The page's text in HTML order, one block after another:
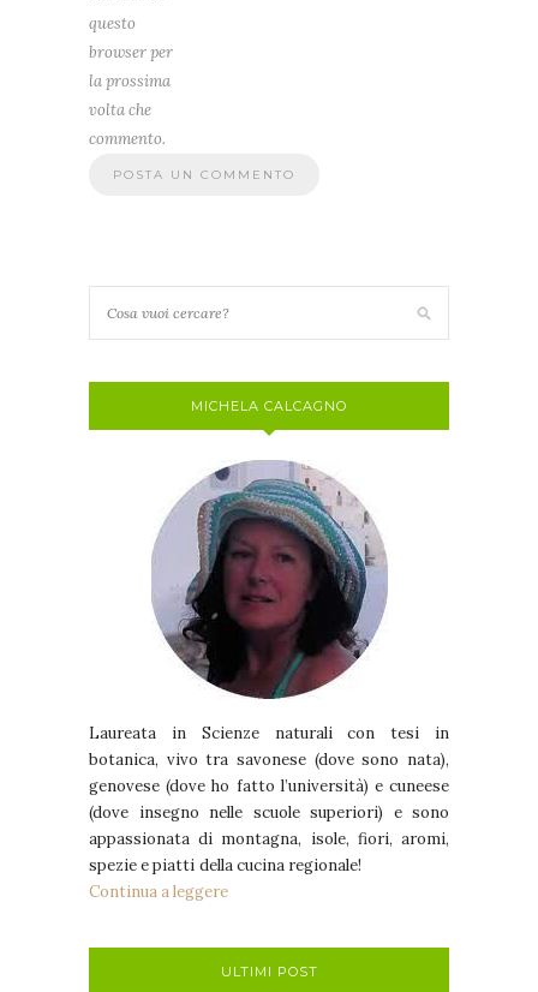
questo
browser per
la prossima
volta che
commento.
MICHELA CALCAGNO
Laureata in Scienze naturali con tesi in
botanica, vivo tra savonese (dove sono nata),
genovese (dove ho fatto l’università) e cuneese
(dove insegno nelle scuole superiori) e sono
appassionata di montagna, isole, fiori, aromi,
spezie e piatti della cucina regionale!
Continua a leggere
ULTIMI POST